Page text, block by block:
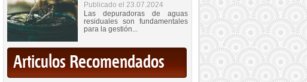
Publicado el 23.07.2024
Las depuradoras de aguas
residuales son fundamentales
para la gestión...
Articulos Recomendados